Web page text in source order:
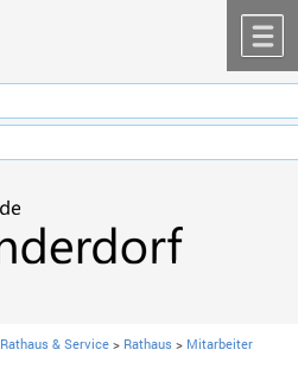
Rathaus & Service > Rathaus > Mitarbeiter